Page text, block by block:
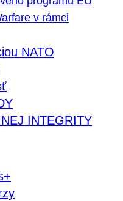
v rámci
NATO
INTEGRITY